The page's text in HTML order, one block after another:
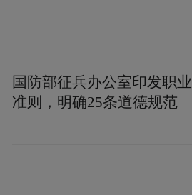
国防部征兵办公室印发职业
准则，明确25条道德规范